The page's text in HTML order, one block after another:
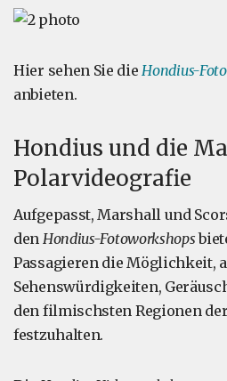
Hier sehen Sie dieHondius-
anbieten.
Hondius und die
Polarvideografie
Aufgepasst, Marshall und
den Hondius-Fotoworkshops
Passagieren die Möglichkeit,
Sehenswürdigkeiten,
den filmischsten Regionen
festzuhalten.